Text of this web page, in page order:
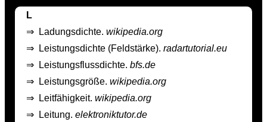
L
⇒
Ladungsdichte. wikipedia.org
⇒
Leistungsdichte (Feldstärke). radartutorial.eu
⇒
Leistungsflussdichte. bfs.de
⇒
Leistungsgröße. wikipedia.org
⇒
Leitfähigkeit. wikipedia.org
⇒
Leitung. elektroniktutor.de